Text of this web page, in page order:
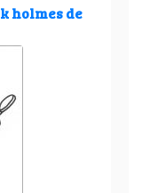
holmes de